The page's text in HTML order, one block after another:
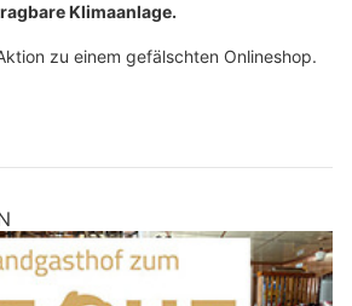
Klimaanlage.
zu einem gefälschten Onlineshop.